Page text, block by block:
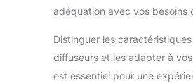
adéquation avec vos besoins
Distinguer les
diffuseurs et les adapter à
est essentiel pour une